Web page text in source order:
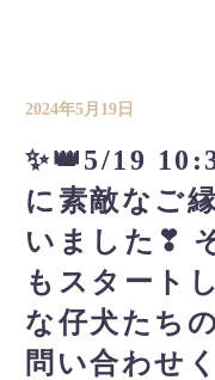
2024年5月19日
✨👑5/19
に素敵なご
いました❣
もスタート
な仔犬たち
問い合わせ